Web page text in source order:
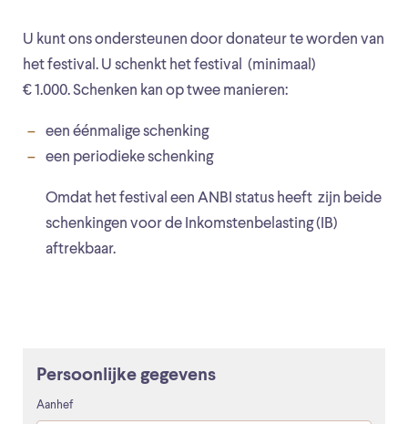
U kunt ons ondersteunen door donateur te worden van
het festival. U schenkt het festival (minimaal)
€ 1.000. Schenken kan op twee manieren:
een éénmalige schenking
een periodieke schenking
Omdat het festival een ANBI status heeft zijn beide
schenkingen voor de Inkomstenbelasting (IB)
aftrekbaar.
Persoonlijke gegevens
Aanhef